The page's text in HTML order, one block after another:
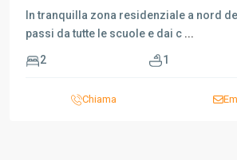
In tranquilla zona residenziale a nord
passi da tutte le scuole e dai c ...
2 1
Chiama